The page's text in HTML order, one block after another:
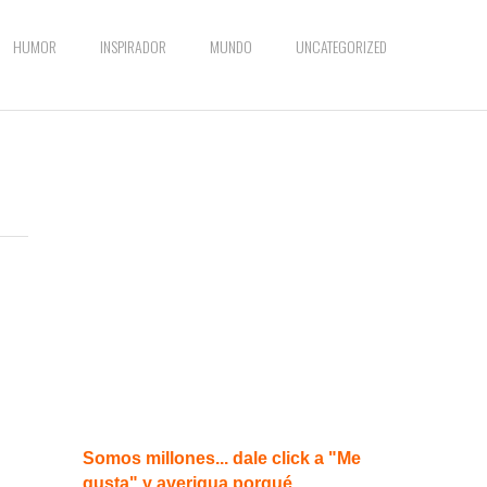
HUMOR INSPIRADOR MUNDO UNCATEGORIZED
Somos millones... dale click a "Me
gusta" y averigua porqué